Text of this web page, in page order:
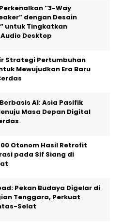
“3-Way
dengan Desain
untuk Tingkatkan
Desktop
Strategi Pertumbuhan
Mewujudkan Era Baru
AI: Asia Pasifik
Masa Depan Digital
Otonom Hasil Retrofit
pada Sif Siang di
Pekan Budaya Digelar di
Tenggara, Perkuat
Selat